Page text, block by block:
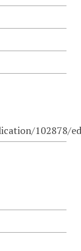
102878/